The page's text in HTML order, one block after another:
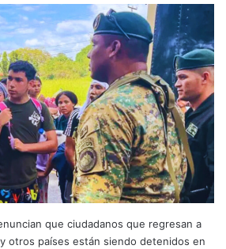
que ciudadanos que regresan a
otros países están siendo detenidos en